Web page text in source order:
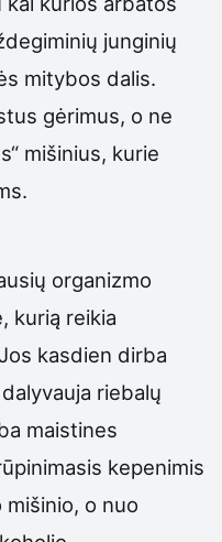
junginių
mitybos dalis.
gėrimus, o ne
mišinius, kurie
organizmo
kurią reikia
kasdien dirba
riebalų
maistines
kepenimis
o nuo